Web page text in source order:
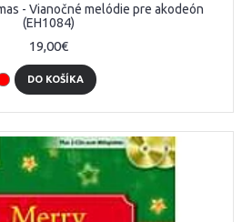
- Vianočné melódie pre akodeón
(EH1084)
19,00€
DO KOŠÍKA